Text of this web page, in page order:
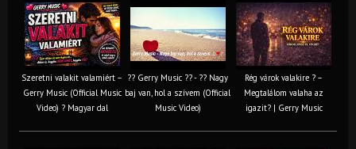
Szeretni valakit valamiért –
Gerry Music (Official Music
Video) ? Magyar dal
?? Gerry Music ?? - ?? Nagy
baj van, hol a szívem (Official
Music Video)
Rég várok valakire ? –
Megtalálom valaha az
igazit? | Gerry Music